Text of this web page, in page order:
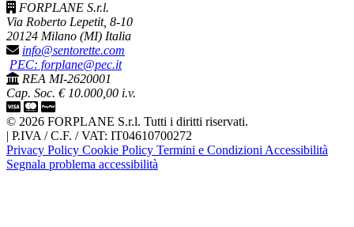
FORPLANE S.r.l.
Via Roberto Lepetit, 8-10
20124 Milano (MI) Italia
info@sentorette.com
PEC: forplane@pec.it
REA MI-2620001
Cap. Soc. € 10.000,00 i.v.
© 2026 FORPLANE S.r.l. Tutti i diritti riservati.
| P.IVA / C.F. / VAT: IT04610700272
Privacy Policy Cookie Policy Termini e Condizioni Accessibilità
Segnala problema accessibilità